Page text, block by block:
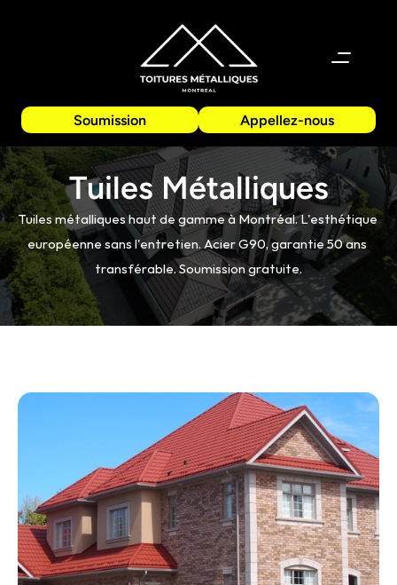
Soumission Appellez-nous
Tuiles Métalliques
Tuiles métalliques haut de gamme à Montréal. L'esthétique
européenne sans l'entretien. Acier G90, garantie 50 ans
transférable. Soumission gratuite.